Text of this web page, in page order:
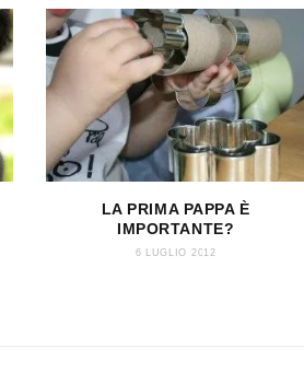
LA PRIMA PAPPA È
IMPORTANTE?
6 LUGLIO 2012